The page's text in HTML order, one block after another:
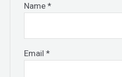
Name*
Email*